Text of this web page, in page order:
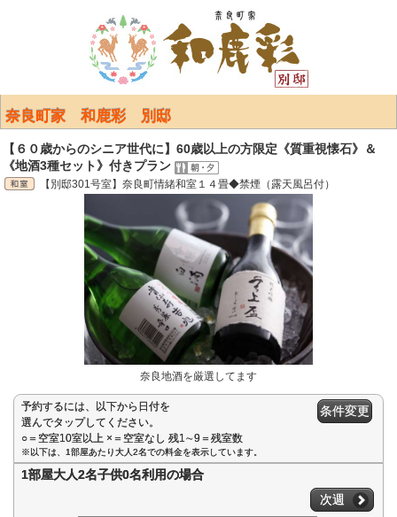
奈良町家 和鹿彩 別邸
【６０歳からのシニア世代に】60歳以上の方限定《質重視懐石》＆
《地酒3種セット》付きプラン
【別邸301号室】奈良町情緒和室１４畳◆禁煙（露天風呂付）
奈良地酒を厳選してます
予約するには、以下から日付を
選んでタップしてください。
○＝空室10室以上 ×＝空室なし 残1∼9＝残室数
条件変更
※以下は、1部屋あたり大人2名での料金を表示しています。
1部屋大人2名子供0名利用の場合
次週